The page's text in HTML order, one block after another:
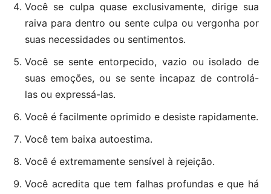
Você se culpa quase exclusivamente, dirige sua
raiva para dentro ou sente culpa ou vergonha por
suas necessidades ou sentimentos.
Você se sente entorpecido, vazio ou isolado de
suas emoções, ou se sente incapaz de controlá-
las ou expressá-las.
Você é facilmente oprimido e desiste rapidamente.
Você tem baixa autoestima.
Você é extremamente sensível à rejeição.
Você acredita que tem falhas profundas e que há